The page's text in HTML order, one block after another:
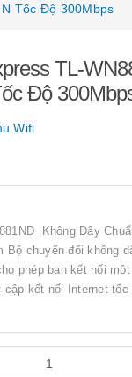
Tốc Độ 300Mbps
TL-
Độ
Wifi
Không Dây
Bộ chuyển đổi không
phép bạn kết nối
kết nối Internet tốc